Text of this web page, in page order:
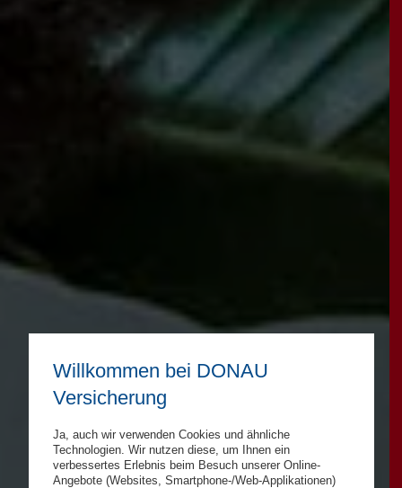
Willkommen bei DONAU
Versicherung
Ja, auch wir verwenden Cookies und ähnliche
Technologien. Wir nutzen diese, um Ihnen ein
verbessertes Erlebnis beim Besuch unserer Online-
Angebote (Websites, Smartphone-/Web-Applikationen)